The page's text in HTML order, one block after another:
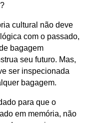
cultural não deve
com o passado,
bagagem
seu futuro. Mas,
ser inspecionada
bagagem.
para que o
em memória, não